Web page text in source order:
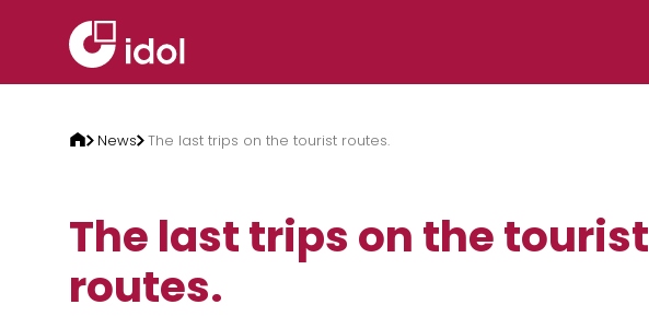
News The last trips on the tourist routes.
The last trips on the tourist
routes.